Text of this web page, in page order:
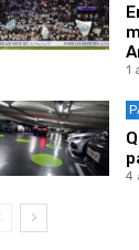
1
4